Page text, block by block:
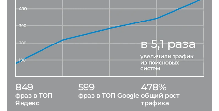
849
фраз в ТОП
Яндекс
599
фраз в ТОП Google
478%
общий рост
трафика